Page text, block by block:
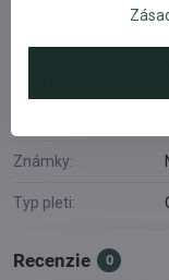
Nočné prírodné
Doplnkové
Známky:
Typ pleti:
Recenzie 0